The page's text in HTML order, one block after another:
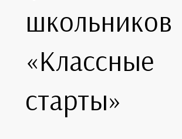
школьников
«Классные
старты»